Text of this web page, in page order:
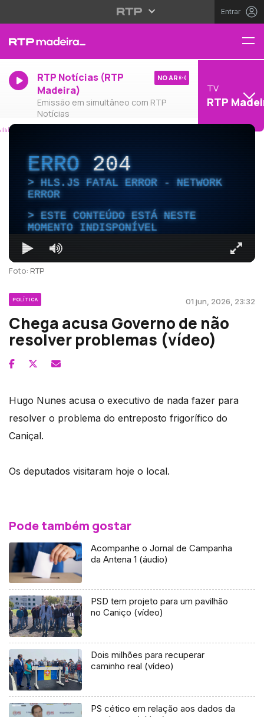
Entrar
RTP Notícias (RTP
Madeira)
Emissão em simultâneo com RTP
Notícias
NO AR
TV
RTP
ERRO204
HLS.JS FATAL ERROR - NETWORK
ERROR
ESTE CONTEÚDO ESTÁ NESTE
MOMENTO INDISPONÍVEL
Foto: RTP
POLÍTICA 01 jun, 2026, 23:32
Chega acusa Governo de não
resolver problemas (vídeo)
Hugo Nunes acusa o executivo de nada fazer para
resolver o problema do entreposto frigorífico do
Caniçal.
Os deputados visitaram hoje o local.
Pode também gostar
Acompanhe o Jornal de Campanha
da Antena 1 (áudio)
PSD tem projeto para um pavilhão
no Caniço (vídeo)
Dois milhões para recuperar
caminho real (vídeo)
PS cético em relação aos dados da